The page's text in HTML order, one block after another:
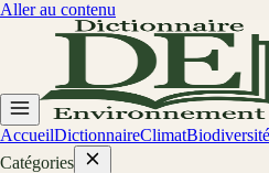
Aller au contenu
AccueilDictionnaireClimatBiodiversité
Catégories